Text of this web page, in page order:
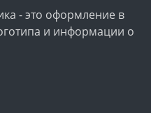
- это оформление в
и информации о